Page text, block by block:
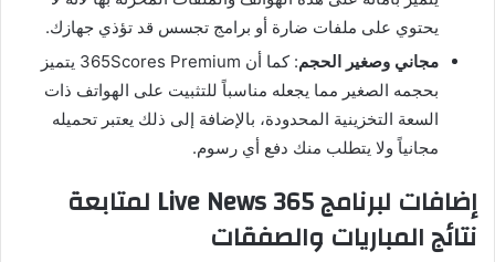
يحتوي على ملفات ضارة أو برامج تجسس قد تؤذي جهازك.
مجاني وصغير الحجم
: كما أن 365Scores Premium يتميز
بحجمه الصغير مما يجعله مناسباً للتثبيت على الهواتف ذات
السعة التخزينية المحدودة، بالإضافة إلى ذلك يعتبر تحميله
مجانياً ولا يتطلب منك دفع أي رسوم.
إضافات لبرنامج 365 Live News لمتابعة
نتائج المباريات والصفقات